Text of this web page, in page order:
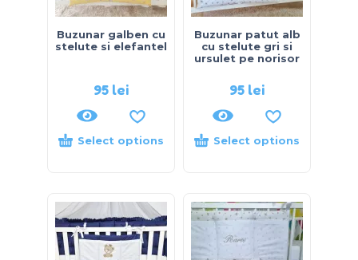
Buzunar galben cu
stelute si elefantel
95 lei
Select options
Buzunar patut alb
cu stelute gri si
ursulet pe norisor
95 lei
Select options